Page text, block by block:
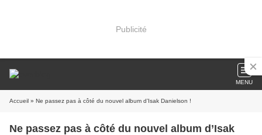
Publicité
MENU
Accueil » Ne passez pas à côté du nouvel album d’Isak Danielson !
Ne passez pas à côté du nouvel album d’Isak